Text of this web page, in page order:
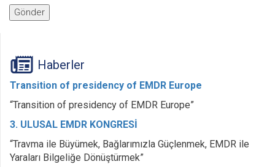
Haberler
Transition of presidency of EMDR Europe
“Transition of presidency of EMDR Europe”
3. ULUSAL EMDR KONGRESİ
“Travma ile Büyümek, Bağlarımızla Güçlenmek, EMDR ile
Yaraları Bilgeliğe Dönüştürmek”